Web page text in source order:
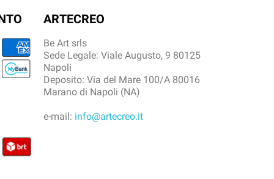
ARTECREO
Be Art srls
Sede Legale: Viale Augusto, 9 80125
Napoli
Deposito: Via del Mare 100/A 80016
Marano di Napoli (NA)
e-mail: info@artecreo.it